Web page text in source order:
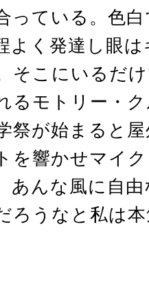
っている。色
よく発達し眼
そこにいるだ
るモトリー・
祭が始まると
を響かせマイ
あんな風に自
ろうなと私は